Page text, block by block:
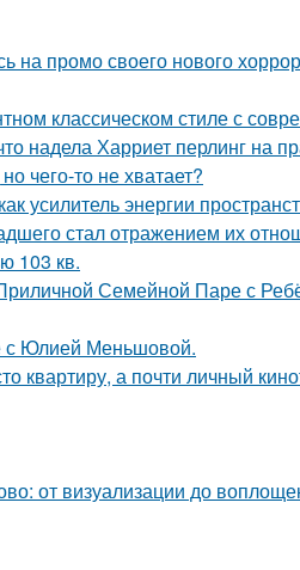
промо своего нового
классическом стиле с
надела Харриет перлинг на
чего-то не хватает?
усилитель энергии
стал отражением их
103 кв.
Семейной Паре с
с Юлией Меньшовой.
квартиру, а почти личный
от визуализации до